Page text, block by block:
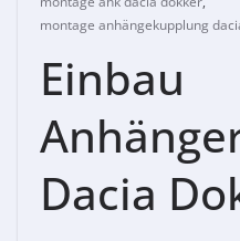
montage anhängekupplung
Einbau
Dacia